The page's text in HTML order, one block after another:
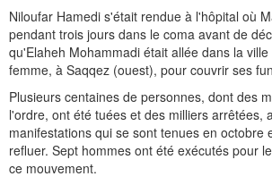
Niloufar Hamedi s'était rendue à l'hôpital où
pendant trois jours dans le coma avant de
qu'Elaheh Mohammadi était allée dans la
femme, à Saqqez (ouest), pour couvrir ses
Plusieurs centaines de personnes, dont des
l'ordre, ont été tuées et des milliers arrêtées,
manifestations qui se sont tenues en octobre
refluer. Sept hommes ont été exécutés pour
ce mouvement.